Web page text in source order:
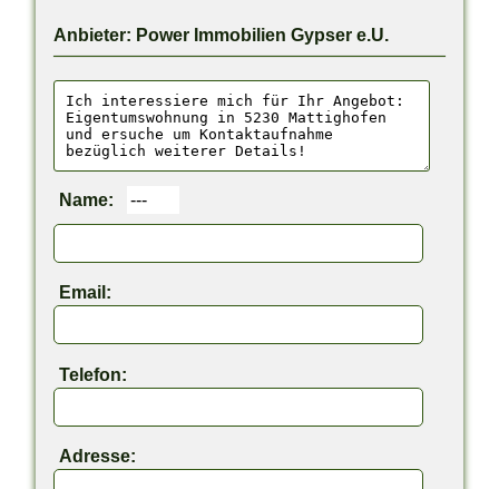
Anbieter: Power Immobilien Gypser e.U.
Name:
Email:
Telefon:
Adresse: